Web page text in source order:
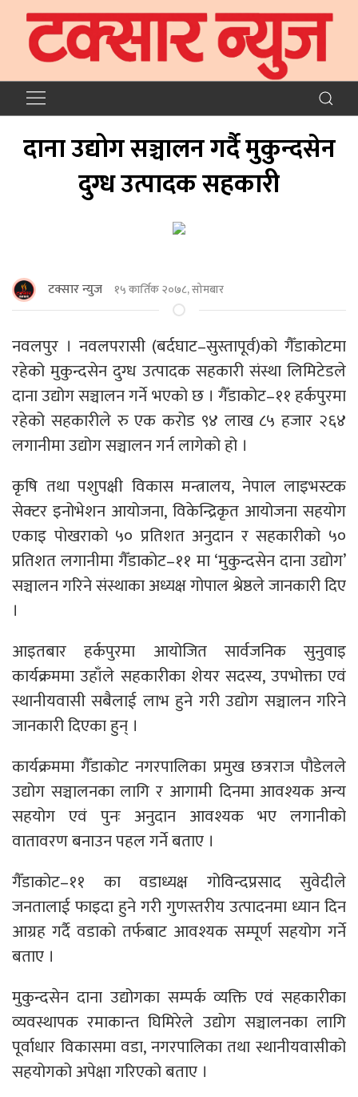
दाना उद्योग सञ्चालन गर्दै मुकुन्दसेन
दुग्ध उत्पादक सहकारी
टक्सार न्युज १५ कार्तिक २०७८, सोमबार
नवलपुर । नवलपरासी (बर्दघाट–सुस्तापूर्व)को गैँडाकोटमा
रहेको मुकुन्दसेन दुग्ध उत्पादक सहकारी संस्था लिमिटेडले
दाना उद्योग सञ्चालन गर्ने भएको छ । गैँडाकोट–११ हर्कपुरमा
रहेको सहकारीले रु एक करोड ९४ लाख ८५ हजार २६४
लगानीमा उद्योग सञ्चालन गर्न लागेको हो ।
कृषि तथा पशुपक्षी विकास मन्त्रालय, नेपाल लाइभस्टक
सेक्टर इनोभेशन आयोजना, विकेन्द्रिकृत आयोजना सहयोग
एकाइ पोखराको ५० प्रतिशत अनुदान र सहकारीको ५०
प्रतिशत लगानीमा गैँडाकोट–११ मा ‘मुकुन्दसेन दाना उद्योग’
सञ्चालन गरिने संस्थाका अध्यक्ष गोपाल श्रेष्ठले जानकारी दिए
।
आइतबार हर्कपुरमा आयोजित सार्वजनिक सुनुवाइ
कार्यक्रममा उहाँले सहकारीका शेयर सदस्य, उपभोक्ता एवं
स्थानीयवासी सबैलाई लाभ हुने गरी उद्योग सञ्चालन गरिने
जानकारी दिएका हुन् ।
कार्यक्रममा गैँडाकोट नगरपालिका प्रमुख छत्रराज पौडेलले
उद्योग सञ्चालनका लागि र आगामी दिनमा आवश्यक अन्य
सहयोग एवं पुनः अनुदान आवश्यक भए लगानीको
वातावरण बनाउन पहल गर्ने बताए ।
गैँडाकोट–११ का वडाध्यक्ष गोविन्दप्रसाद सुवेदीले
जनतालाई फाइदा हुने गरी गुणस्तरीय उत्पादनमा ध्यान दिन
आग्रह गर्दै वडाको तर्फबाट आवश्यक सम्पूर्ण सहयोग गर्ने
बताए ।
मुकुन्दसेन दाना उद्योगका सम्पर्क व्यक्ति एवं सहकारीका
व्यवस्थापक रमाकान्त घिमिरेले उद्योग सञ्चालनका लागि
पूर्वाधार विकासमा वडा, नगरपालिका तथा स्थानीयवासीको
सहयोगको अपेक्षा गरिएको बताए ।